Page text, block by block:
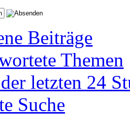
Beiträge
Themen
letzten 24
Suche